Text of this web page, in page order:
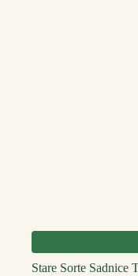
Stare Sorte Sadnice